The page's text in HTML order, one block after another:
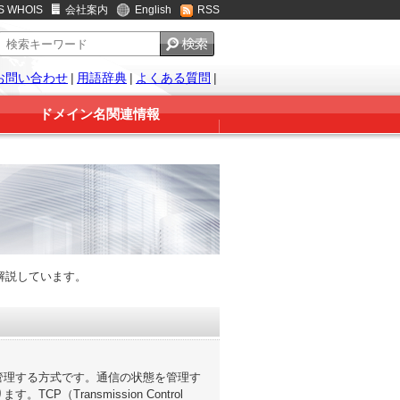
WHOIS 会社案内 English RSS
問い合わせ | 用語辞典 | よくある質問 |
ドメイン名関連情報
しています。
する方式です。通信の状態を管理す
す。TCP（Transmission Control